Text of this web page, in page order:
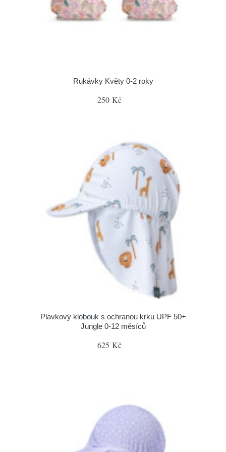
Rukávky Květy 0-2 roky
250 Kč
Plavkový klobouk s ochranou krku UPF 50+
Jungle 0-12 měsíců
625 Kč